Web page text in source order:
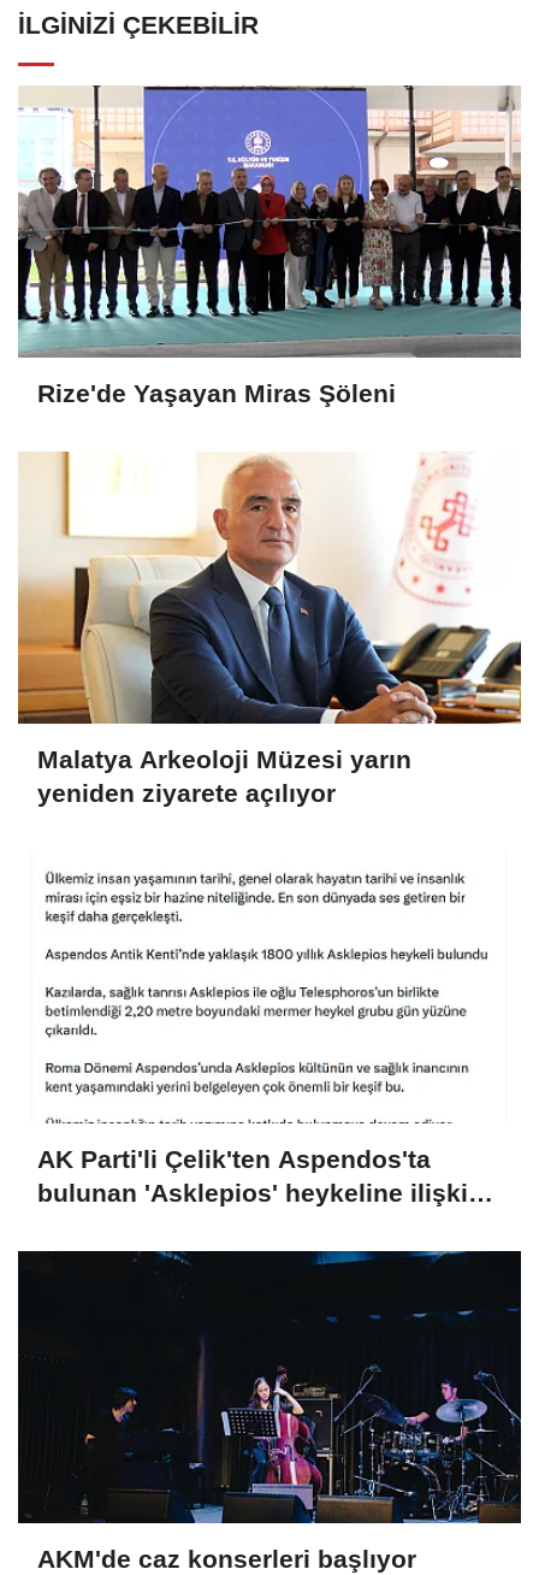
İLGINIZI ÇEKEBILIR
Rize'de Yaşayan Miras Şöleni
Malatya Arkeoloji Müzesi yarın
yeniden ziyarete açılıyor
AK Parti'li Çelik'ten Aspendos'ta
bulunan 'Asklepios' heykeline ilişkin
AKM'de caz konserleri başlıyor